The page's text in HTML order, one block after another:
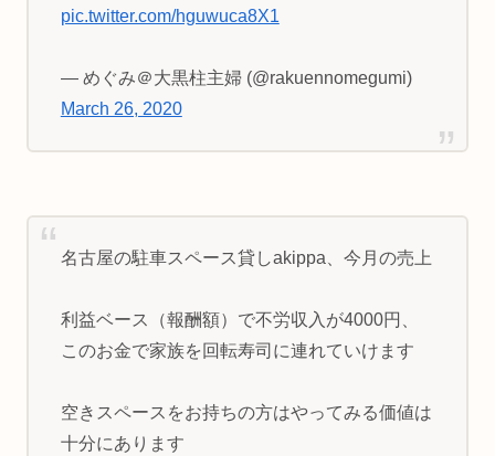
pic.twitter.com/hguwuca8X1
— めぐみ＠大黒柱主婦 (@rakuennomegumi)
March 26, 2020
名古屋の駐車スペース貸しakippa、今月の売上
利益ベース（報酬額）で不労収入が4000円、
このお金で家族を回転寿司に連れていけます
空きスペースをお持ちの方はやってみる価値は
十分にあります